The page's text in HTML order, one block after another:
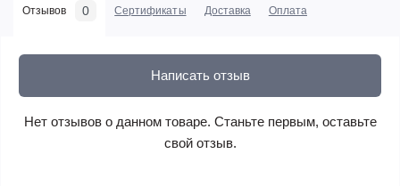
Отзывов 0 Сертификаты Доставка Оплата
Написать отзыв
Нет отзывов о данном товаре. Станьте первым, оставьте
свой отзыв.